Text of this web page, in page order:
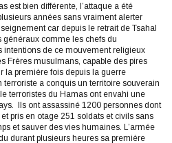
est bien différente, l’attaque a été
années sans vraiment alerter
car depuis le retrait de Tsahal
comme les chefs du
de ce mouvement religieux
Frères musulmans, capable des pires
la première fois depuis la guerre
terroriste a conquis un territoire souverain
terroristes du Hamas ont envahi une
Ils ont assassiné 1200 personnes dont
pris en otage 251 soldats et civils sans
et sauver des vies humaines. L’armée
durant plusieurs heures sa première